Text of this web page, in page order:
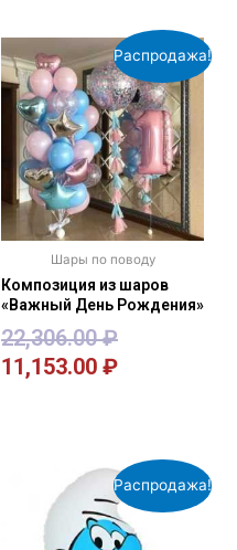
Распродажа!
Шары по поводу
Композиция из шаров
«Важный День Рождения»
22,306.00₽
11,153.00 ₽
Распродажа!